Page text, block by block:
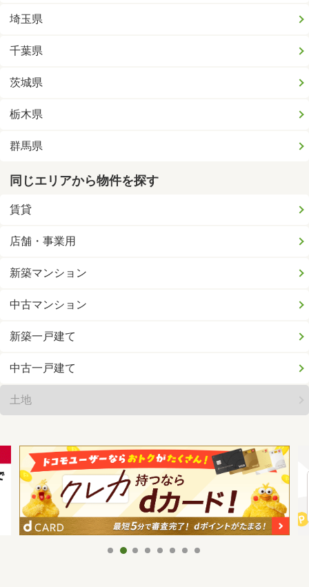
埼玉県
千葉県
茨城県
栃木県
群馬県
同じエリアから物件を探す
賃貸
店舗・事業用
新築マンション
中古マンション
新築一戸建て
中古一戸建て
土地